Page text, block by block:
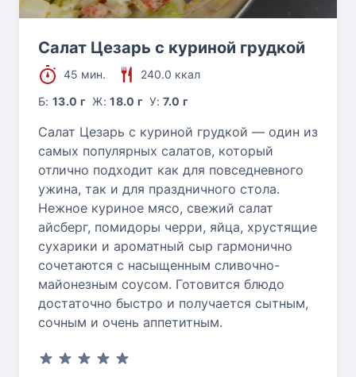
Салат Цезарь с куриной грудкой
45 мин.
240.0 ккал
Б:13.0 г Ж:18.0 г У:7.0 г
Салат Цезарь с куриной грудкой — один из
самых популярных салатов, который
отлично подходит как для повседневного
ужина, так и для праздничного стола.
Нежное куриное мясо, свежий салат
айсберг, помидоры черри, яйца, хрустящие
сухарики и ароматный сыр гармонично
сочетаются с насыщенным сливочно-
майонезным соусом. Готовится блюдо
достаточно быстро и получается сытным,
сочным и очень аппетитным.